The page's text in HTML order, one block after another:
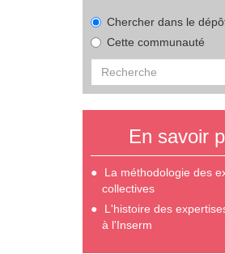
Chercher dans le
Cette communauté
En savoir
La méthodologie des
collectives
L'histoire des
à l'Inserm